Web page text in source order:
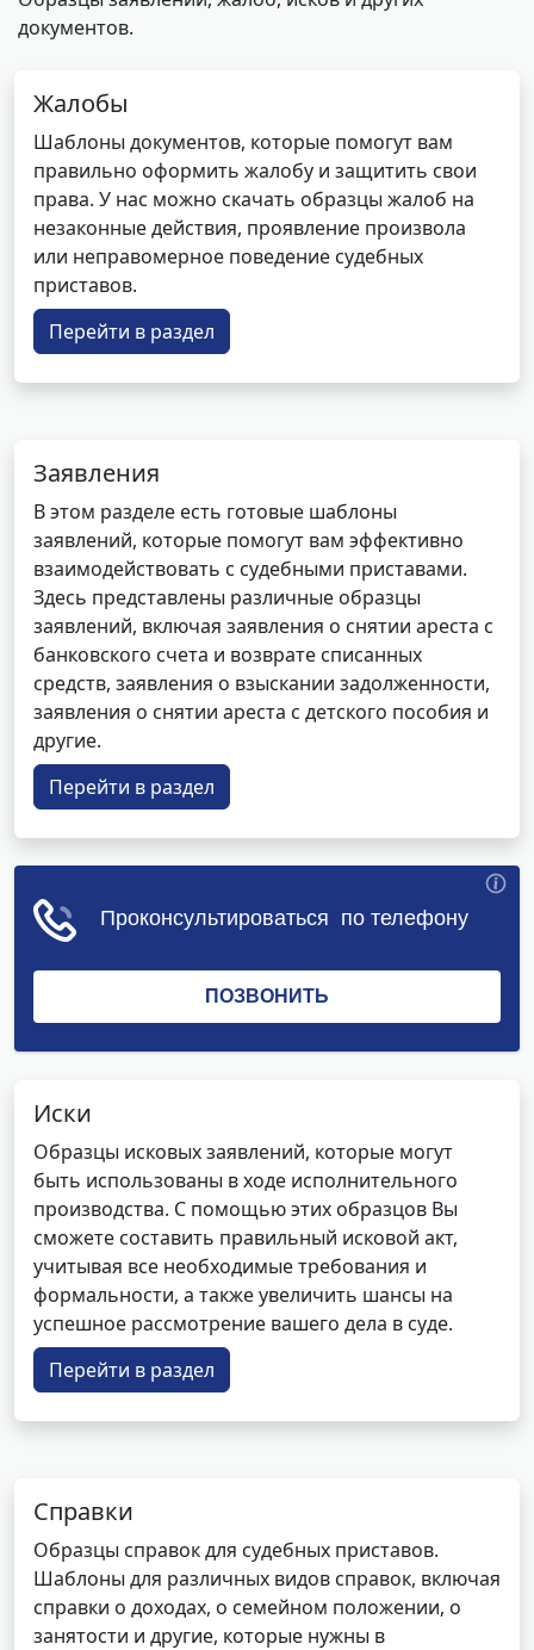
документов.
Жалобы
Шаблоны документов, которые помогут вам
правильно оформить жалобу и защитить свои
права. У нас можно скачать образцы жалоб на
незаконные действия, проявление произвола
или неправомерное поведение судебных
приставов.
Перейти в раздел
Заявления
В этом разделе есть готовые шаблоны
заявлений, которые помогут вам эффективно
взаимодействовать с судебными приставами.
Здесь представлены различные образцы
заявлений, включая заявления о снятии ареста с
банковского счета и возврате списанных
средств, заявления о взыскании задолженности,
заявления о снятии ареста с детского пособия и
другие.
Перейти в раздел
Иски
Образцы исковых заявлений, которые могут
быть использованы в ходе исполнительного
производства. С помощью этих образцов Вы
сможете составить правильный исковой акт,
учитывая все необходимые требования и
формальности, а также увеличить шансы на
успешное рассмотрение вашего дела в суде.
Перейти в раздел
Справки
Образцы справок для судебных приставов.
Шаблоны для различных видов справок, включая
справки о доходах, о семейном положении, о
занятости и другие, которые нужны в